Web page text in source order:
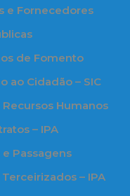
e Fornecedores
de Fomento
ao Cidadão – SIC
Recursos Humanos
– IPA
Passagens
– IPA